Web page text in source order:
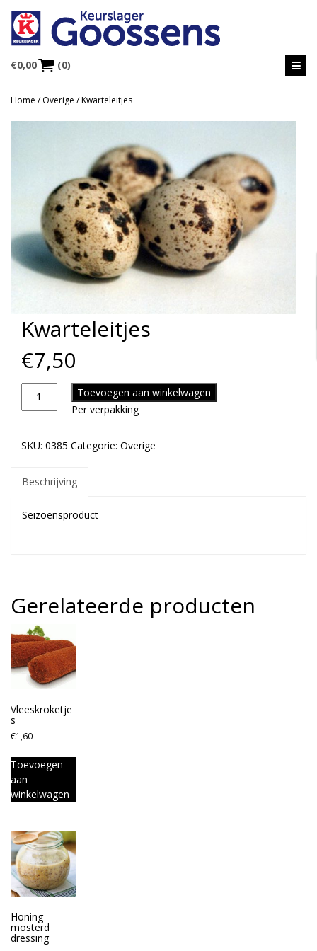
€0,00 (0)
Home /Overige / Kwarteleitjes
Kwarteleitjes
€7,50
Toevoegen aan winkelwagen
Per verpakking
SKU: 0385 Categorie: Overige
Beschrijving
Seizoensproduct
Gerelateerde producten
Vleeskroketje
s
€1,60
Toevoegen
aan
winkelwagen
Honing
mosterd
dressing